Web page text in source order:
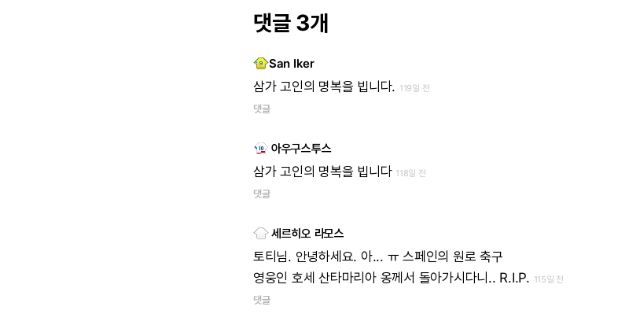
댓글 3개
San Iker
삼가 고인의 명복을 빕니다. 119일 전
댓글
아우구스투스
삼가 고인의 명복을 빕니다 118일 전
댓글
세르히오 라모스
토티님. 안녕하세요. 아... ㅠ 스페인의 원로 축구
영웅인 호세 산타마리아 옹께서 돌아가시다니.. R.I.P. 115일 전
댓글